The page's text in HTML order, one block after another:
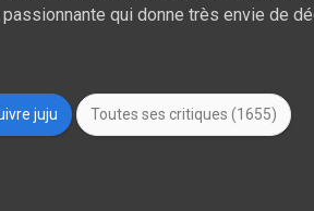
passionnante qui donne très envie de
juju Toutes ses critiques (1655)